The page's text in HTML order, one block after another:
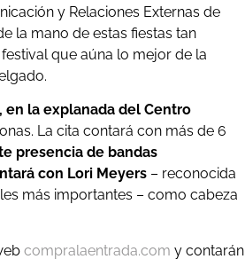
y Relaciones Externas de
la mano de estas fiestas tan
que aúna lo mejor de la
en la explanada del Centro
La cita contará con más de 6
presencia de bandas
con Lori Meyers – reconocida
más importantes – como cabeza
compralaentrada.com y contarán